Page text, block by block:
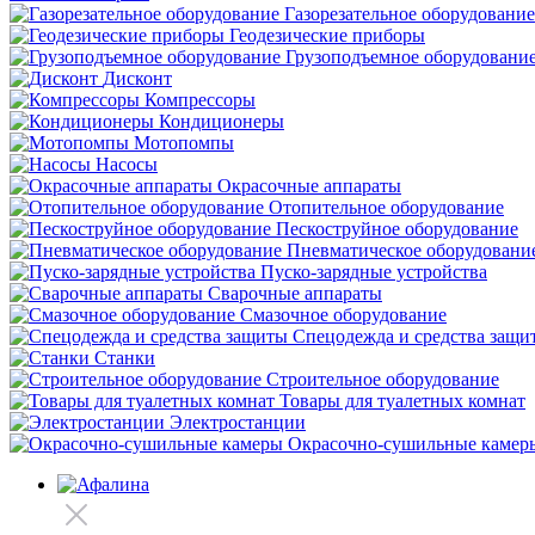
Газорезательное оборудование
Геодезические приборы
Грузоподъемное
Дисконт
Компрессоры
Кондиционеры
Мотопомпы
Насосы
Окрасочные аппараты
Отопительное оборудование
Пескоструйное оборудование
Пневматическое
Пуско-зарядные устройства
Сварочные аппараты
Смазочное оборудование
Спецодежда и средства
Станки
Строительное оборудование
Товары для туалетных комнат
Электростанции
Окрасочно-сушильные